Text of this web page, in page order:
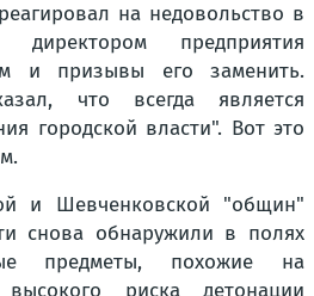
на недовольство в
предприятия
и призывы его заменить.
что всегда является
городской власти". Вот это
и Шевченковской "общин"
снова обнаружили в полях
предметы, похожие на
риска детонации